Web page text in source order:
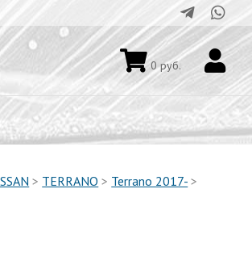
0руб.
> TERRANO > Terrano 2017- >